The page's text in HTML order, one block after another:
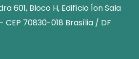
601, Bloco H, Edifício Íon Sala
70830-018 Brasília / DF